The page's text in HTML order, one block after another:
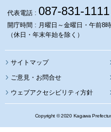
代表電話 : 087-831-1111
開庁時間 : 月曜日～金曜日・午前8
（休日・年末年始を除く）
サイトマップ
ウェブアクセシビリティ方針
Copyright © 2020 Kagawa